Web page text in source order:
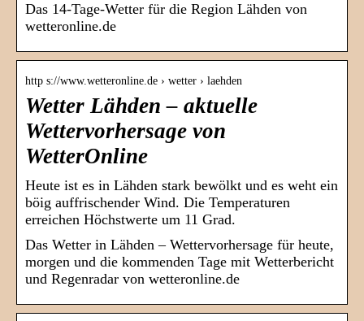
Das 14-Tage-Wetter für die Region Lähden von
wetteronline.de
http s://www.wetteronline.de › wetter › laehden
Wetter Lähden – aktuelle
Wettervorhersage von
WetterOnline
Heute ist es in Lähden stark bewölkt und es weht ein
böig auffrischender Wind. Die Temperaturen
erreichen Höchstwerte um 11 Grad.
Das Wetter in Lähden – Wettervorhersage für heute,
morgen und die kommenden Tage mit Wetterbericht
und Regenradar von wetteronline.de